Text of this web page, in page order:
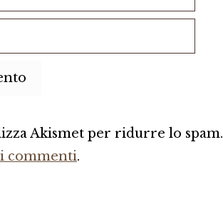
Akismet per ridurre lo spam.
commenti.